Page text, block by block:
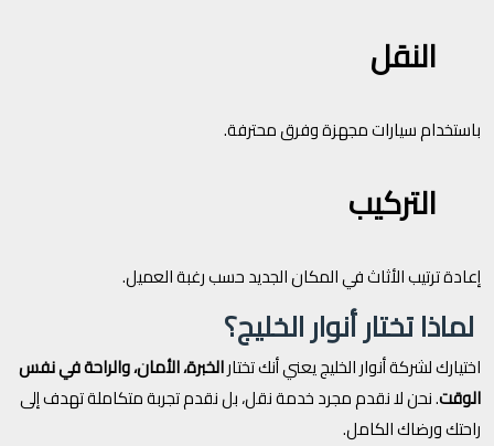
النقل
باستخدام سيارات مجهزة وفرق محترفة.
التركيب
إعادة ترتيب الأثاث في المكان الجديد حسب رغبة العميل.
لماذا تختار أنوار الخليج؟
اختيارك لشركة أنوار الخليج يعني أنك تختارالخبرة، الأمان، والراحة في نفس
الوقت. نحن لا نقدم مجرد خدمة نقل، بل نقدم تجربة متكاملة تهدف إلى
راحتك ورضاك الكامل.